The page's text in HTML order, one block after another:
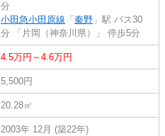
分
小田急小田原線 「 秦野 」駅 バス30
分 「片岡（神奈川県）」 停歩5分
4.5万円～4.6万円
5,500円
20.28㎡
2003年 12月 (築22年)